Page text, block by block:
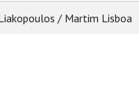
/ Martim Lisboa